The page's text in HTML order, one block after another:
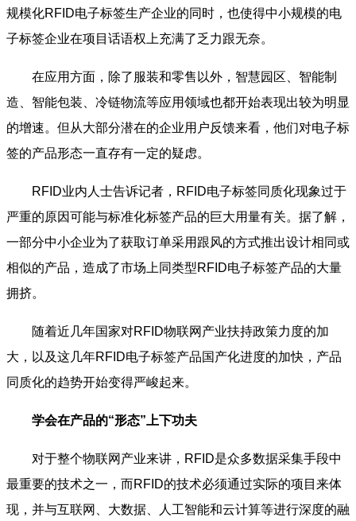
规模化RFID电子标签生产企业的同时，也使得中小规模的电
子标签企业在项目话语权上充满了乏力跟无奈。
在应用方面，除了服装和零售以外，智慧园区、智能制
造、智能包装、冷链物流等应用领域也都开始表现出较为明显
的增速。但从大部分潜在的企业用户反馈来看，他们对电子标
签的产品形态一直存有一定的疑虑。
RFID业内人士告诉记者，RFID电子标签同质化现象过于
严重的原因可能与标准化标签产品的巨大用量有关。据了解，
一部分中小企业为了获取订单采用跟风的方式推出设计相同或
相似的产品，造成了市场上同类型RFID电子标签产品的大量
拥挤。
随着近几年国家对RFID物联网产业扶持政策力度的加
大，以及这几年RFID电子标签产品国产化进度的加快，产品
同质化的趋势开始变得严峻起来。
学会在产品的“形态”上下功夫
对于整个物联网产业来讲，RFID是众多数据采集手段中
最重要的技术之一，而RFID的技术必须通过实际的项目来体
现，并与互联网、大数据、人工智能和云计算等进行深度的融